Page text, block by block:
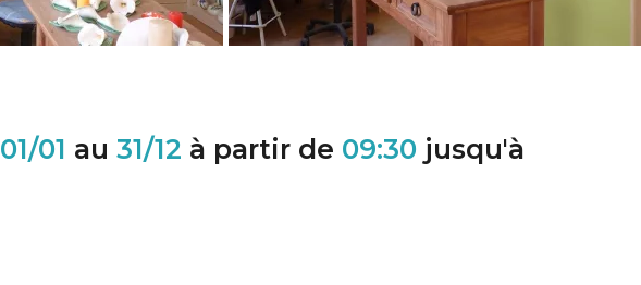
01/01 au 31/12 à partir de 09:30jusqu'à